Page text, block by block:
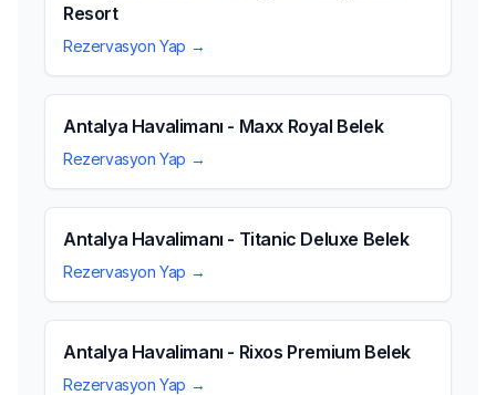
Resort
Rezervasyon Yap →
Antalya Havalimanı - Maxx Royal Belek
Rezervasyon Yap →
Antalya Havalimanı - Titanic Deluxe Belek
Rezervasyon Yap →
Antalya Havalimanı - Rixos Premium Belek
Rezervasyon Yap →